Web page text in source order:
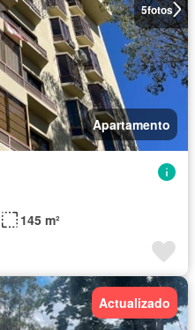
5fotos
Apartamento
145 m²
Actualizado